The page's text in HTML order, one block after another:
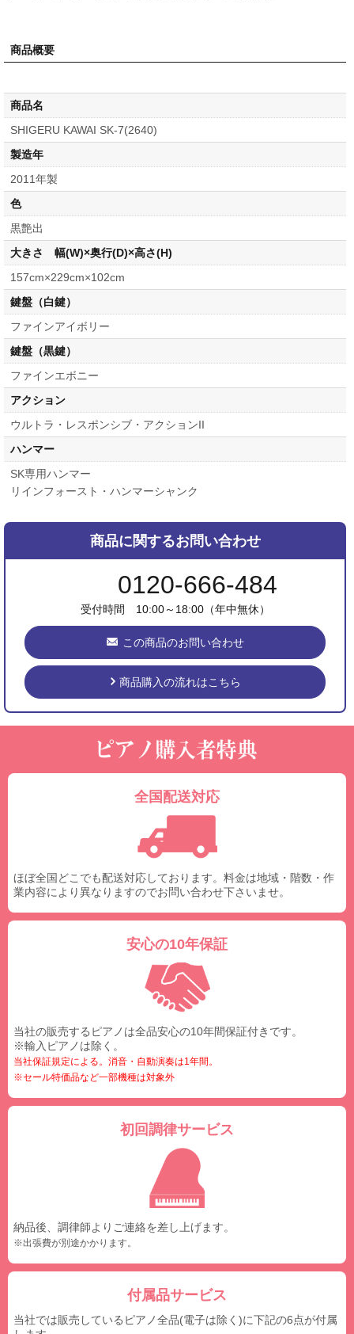
商品概要
商品名
SHIGERU KAWAI SK-7(2640)
製造年
2011年製
色
黒艶出
大きさ 幅(W)×奥行(D)×高さ(H)
157cm×229cm×102cm
鍵盤（白鍵）
ファインアイボリー
鍵盤（黒鍵）
ファインエボニー
アクション
ウルトラ・レスポンシブ・アクションII
ハンマー
SK専用ハンマー
リインフォースト・ハンマーシャンク
商品に関するお問い合わせ
0120-666-484
受付時間 10:00～18:00（年中無休）
この商品のお問い合わせ
商品購入の流れはこちら
全国配送対応
ほぼ全国どこでも配送対応しております。料金は地域・階数・作
業内容により異なりますのでお問い合わせ下さいませ。
安心の10年保証
当社の販売するピアノは全品安心の10年間保証付きです。
※輸入ピアノは除く。
当社保証規定による。消音・自動演奏は1年間。
※セール特価品など一部機種は対象外
初回調律サービス
納品後、調律師よりご連絡を差し上げます。
※出張費が別途かかります。
付属品サービス
当社では販売しているピアノ全品(電子は除く)に下記の6点が付属